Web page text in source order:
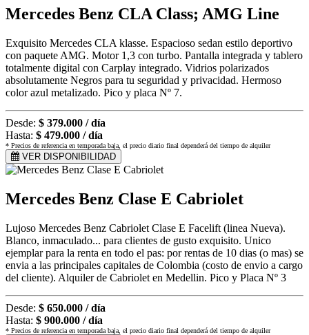
Mercedes Benz CLA Class; AMG Line
Exquisito Mercedes CLA klasse. Espacioso sedan estilo deportivo
con paquete AMG. Motor 1,3 con turbo. Pantalla integrada y tablero
totalmente digital con Carplay integrado. Vidrios polarizados
absolutamente Negros para tu seguridad y privacidad. Hermoso
color azul metalizado. Pico y placa Nº 7.
Desde: $ 379.000 / día
Hasta: $ 479.000 / día
* Precios de referencia en temporada baja, el precio diario final dependerá del tiempo de alquiler
VER DISPONIBILIDAD
Mercedes Benz Clase E Cabriolet
Lujoso Mercedes Benz Cabriolet Clase E Facelift (linea Nueva).
Blanco, inmaculado... para clientes de gusto exquisito. Unico
ejemplar para la renta en todo el pas: por rentas de 10 dias (o mas) se
envia a las principales capitales de Colombia (costo de envio a cargo
del cliente). Alquiler de Cabriolet en Medellin. Pico y Placa Nº 3
Desde: $ 650.000 / día
Hasta: $ 900.000 / día
* Precios de referencia en temporada baja, el precio diario final dependerá del tiempo de alquiler